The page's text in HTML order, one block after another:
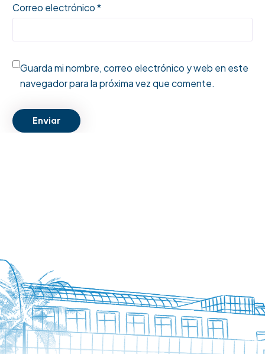
Correo electrónico *
Guarda mi nombre, correo electrónico y web en este
navegador para la próxima vez que comente.
Enviar